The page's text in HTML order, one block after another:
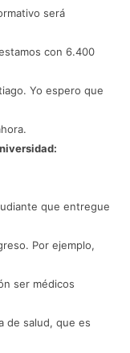
será
con 6.400
Yo espero que
que entregue
Por ejemplo,
ser médicos
de salud, que es